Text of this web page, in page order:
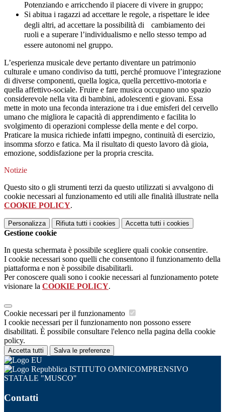
Potenziando e arricchendo il piacere di vivere in gruppo;
Si abitua i ragazzi ad accettare le regole, a rispettare le idee
degli altri, ad accettare la possibilità di cambiamento dei
ruoli e a superare l’individualismo e nello stesso tempo ad
essere autonomi nel gruppo.
L’esperienza musicale deve pertanto diventare un patrimonio
culturale e umano condiviso da tutti, perché promuove l’integrazione
di diverse componenti, quella logica, quella percettivo-motoria e
quella affettivo-sociale. Fruire e fare musica occupano uno spazio
considerevole nella vita di bambini, adolescenti e giovani. Essa
mette in moto una feconda interazione tra i due emisferi del cervello
umano che migliora le capacità di apprendimento e facilita lo
svolgimento di operazioni complesse della mente e del corpo.
Praticare la musica richiede infatti impegno, continuità di esercizio,
insomma sforzo e fatica. Ma il risultato di questo lavoro dà gioia,
emozione, soddisfazione per la propria crescita.
Notizie
Questo sito o gli strumenti terzi da questo utilizzati si avvalgono di
cookie necessari al funzionamento ed utili alle finalità illustrate nella
COOKIE POLICY.
Personalizza Rifiuta tutti i cookies Accetta tutti i cookies
Gestione cookie
In questa schermata è possibile scegliere quali cookie consentire.
I cookie necessari sono quelli che consentono il funzionamento della
piattaforma e non è possibile disabilitarli.
Per conoscere quali sono i cookie necessari al funzionamento potete
visionare la COOKIE POLICY.
Cookie necessari per il funzionamento
I cookie necessari per il funzionamento non possono essere
disabilitati. È possibile consultare l'elenco nella pagina della cookie
policy.
Accetta tutti Salva le preferenze
ISTITUTO OMNICOMPRENSIVO
STATALE "MUSCO"
Contatti